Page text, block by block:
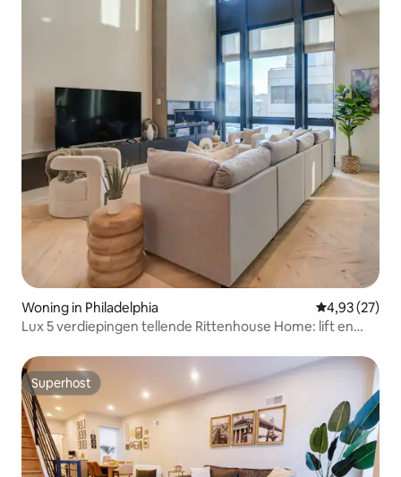
Woning in Philadelphia Gemiddelde
4,93 (27)
Lux 5 verdiepingen tellende Rittenhouse Home: lift en
Superhost
Superhost